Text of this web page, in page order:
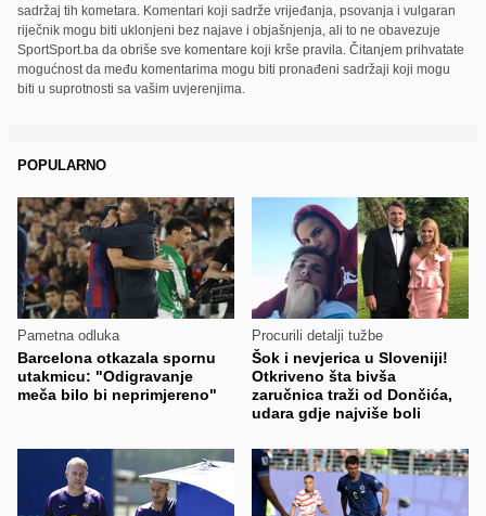
sadržaj tih kometara. Komentari koji sadrže vrijeđanja, psovanja i vulgaran
riječnik mogu biti uklonjeni bez najave i objašnjenja, ali to ne obavezuje
SportSport.ba da obriše sve komentare koji krše pravila. Čitanjem prihvatate
mogućnost da među komentarima mogu biti pronađeni sadržaji koji mogu
biti u suprotnosti sa vašim uvjerenjima.
POPULARNO
Pametna odluka
Barcelona otkazala spornu
utakmicu: "Odigravanje
meča bilo bi neprimjereno"
Procurili detalji tužbe
Šok i nevjerica u Sloveniji!
Otkriveno šta bivša
zaručnica traži od Dončića,
udara gdje najviše boli